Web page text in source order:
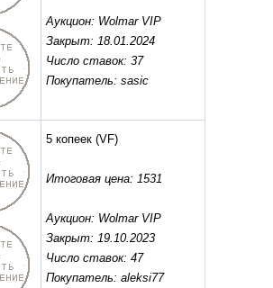
Аукцион: Wolmar VIP
Закрыт: 18.01.2024
Число ставок: 37
Покупатель: sasic
5 копеек (VF)
Итоговая цена: 1531
Аукцион: Wolmar VIP
Закрыт: 19.10.2023
Число ставок: 47
Покупатель: aleksi77